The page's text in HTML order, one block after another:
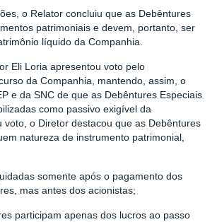
o Relator concluiu que as Debêntures
patrimoniais e devem, portanto, ser
líquido da Companhia.
Eli Loria apresentou voto pelo
da Companhia, mantendo, assim, o
e da SNC de que as Debêntures Especiais
como passivo exigível da
voto, o Diretor destacou que as Debêntures
natureza de instrumento patrimonial,
somente após o pagamento dos
mas antes dos acionistas;
participam apenas dos lucros ao passo